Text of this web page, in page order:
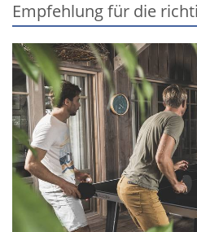
Empfehlung für die